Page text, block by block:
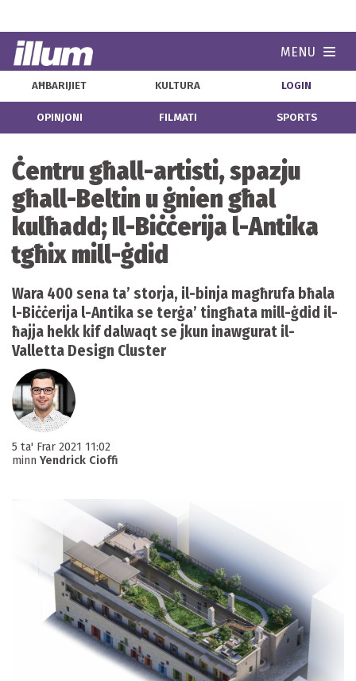
MENU
AĦBARIJIET KULTURA LOGIN
OPINJONI FILMATI SPORTS
Ċentru għall-artisti, spazju
għall-Beltin u ġnien għal
kulħadd; Il-Biċċerija l-Antika
tgħix mill-ġdid
Wara 400 sena ta’ storja, il-binja magħrufa bħala
l-Biċċerija l-Antika se terġa’ tingħata mill-ġdid il-
ħajja hekk kif dalwaqt se jkun inawgurat il-
Valletta Design Cluster
5 ta' Frar 2021 11:02
minn Yendrick Cioffi